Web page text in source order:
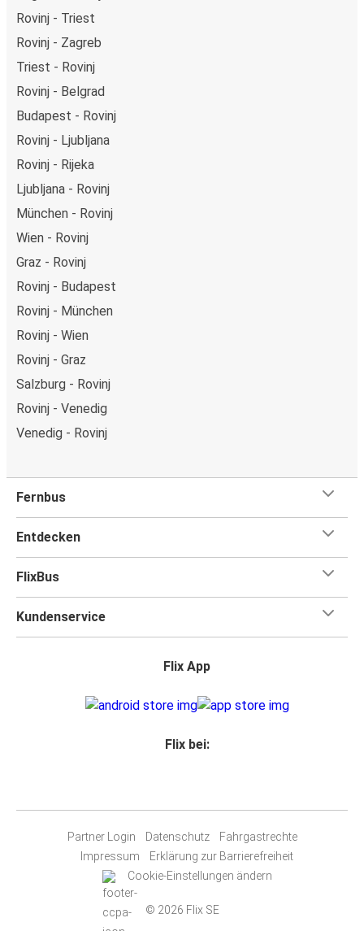
Rovinj - Triest
Rovinj - Zagreb
Triest - Rovinj
Rovinj - Belgrad
Budapest - Rovinj
Rovinj - Ljubljana
Rovinj - Rijeka
Ljubljana - Rovinj
München - Rovinj
Wien - Rovinj
Graz - Rovinj
Rovinj - Budapest
Rovinj - München
Rovinj - Wien
Rovinj - Graz
Salzburg - Rovinj
Rovinj - Venedig
Venedig - Rovinj
Fernbus
Entdecken
FlixBus
Kundenservice
Flix App
Flix bei:
Partner Login Datenschutz
Fahrgastrechte
Impressum
Erklärung zur Barrierefreiheit
Cookie-Einstellungen ändern
© 2026 Flix SE